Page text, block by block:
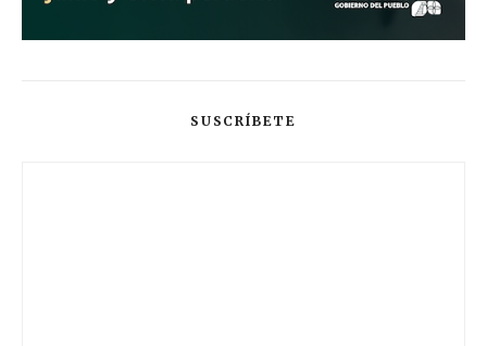
SUSCRÍBETE